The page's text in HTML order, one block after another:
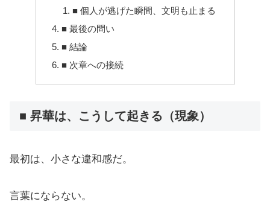
■ 個人が逃げた瞬間、文明も止まる
■ 最後の問い
■ 結論
■ 次章への接続
■ 昇華は、こうして起きる（現象）
最初は、小さな違和感だ。
言葉にならない。